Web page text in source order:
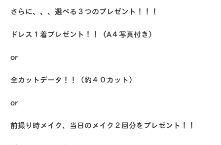
さらに、、、選べる３つのプレゼント！！！
ドレス１着プレゼント！！（A４写真付き）
or
全カットデータ！！（約４０カット）
or
前撮り時メイク、当日のメイク２回分をプレゼント！！